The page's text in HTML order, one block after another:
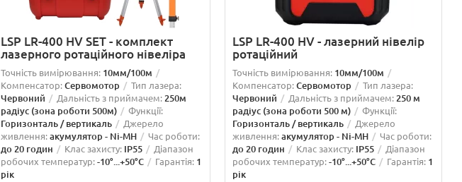
LSP LR-400 HV SET - комплект
лазерного ротаційного нівеліра
Точність вимірювання: 10мм/100м
Компенсатор:Сервомотор Тип лазера:
Червоний Дальність з приймачем:250м
радіус (зона роботи 500м)
Функції:
Горизонталь / вертикаль
Джерело
живлення:акумулятор - Ni-MH Час роботи:
до 20 годин Клас захисту: IP55
Діапазон
робочих температур:-10°...+50°C Гарантія: 1
рік
LSP LR-400 HV - лазерний нівелір
ротаційний
Точність вимірювання: 10мм/100м
Компенсатор:Сервомотор Тип лазера:
Червоний Дальність з приймачем:250 м
радіус (зона роботи 500 м)
Функції:
Горизонталь / вертикаль
Джерело
живлення:акумулятор - Ni-MH Час роботи:
до 20 годин Клас захисту: IP55
Діапазон
робочих температур:-10°...+50°C Гарантія: 1
рік